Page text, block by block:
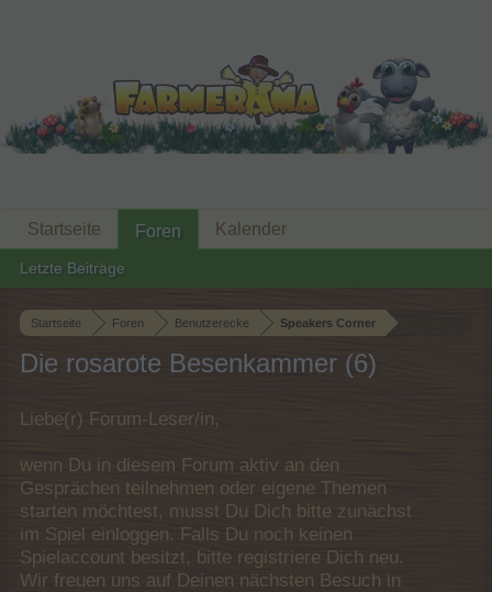
Startseite Foren Benutzerecke Speakers Corner
Die rosarote Besenkammer (6)
Liebe(r) Forum-Leser/in,
wenn Du in diesem Forum aktiv an den
Gesprächen teilnehmen oder eigene Themen
starten möchtest, musst Du Dich bitte zunächst
im Spiel einloggen. Falls Du noch keinen
Spielaccount besitzt, bitte registriere Dich neu.
Wir freuen uns auf Deinen nächsten Besuch in
Startseite Foren
Letzte Beiträge
Kalender